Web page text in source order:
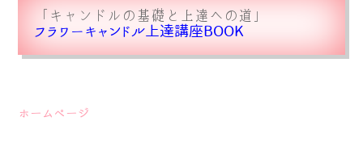
「キャンドルの基礎と上達への道」
フラワーキャンドル上達講座BOOK
ホームページ